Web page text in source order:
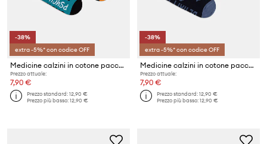
-38%
extra -5%* con codice OFF
Medicine calzini in cotone pacco da 2
Prezzo attuale:
7,90 €
Prezzo standard:12,90 €
Prezzo più basso:12,90 €
-38%
extra -5%* con codice OFF
Medicine calzini in cotone pacco da 2
Prezzo attuale:
7,90 €
Prezzo standard:12,90 €
Prezzo più basso:12,90 €